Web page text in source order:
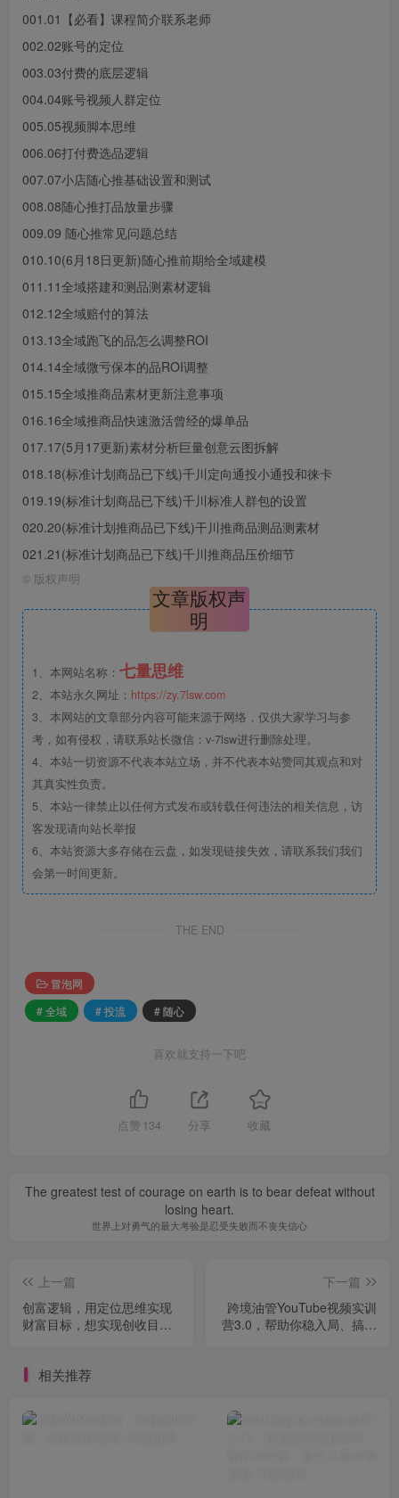
001.01【必看】课程简介联系老师
002.02账号的定位
003.03付费的底层逻辑
004.04账号视频人群定位
005.05视频脚本思维
006.06打付费选品逻辑
007.07小店随心推基础设置和测试
008.08随心推打品放量步骤
009.09 随心推常见问题总结
010.10(6月18日更新)随心推前期给全域建模
011.11全域搭建和测品测素材逻辑
012.12全域赔付的算法
013.13全域跑飞的品怎么调整ROI
014.14全域微亏保本的品ROI调整
015.15全域推商品素材更新注意事项
016.16全域推商品快速激活曾经的爆单品
017.17(5月17更新)素材分析巨量创意云图拆解
018.18(标准计划商品已下线)千川定向通投小通投和徕卡
019.19(标准计划商品已下线)千川标准人群包的设置
020.20(标准计划推商品已下线)干川推商品测品测素材
021.21(标准计划商品已下线)千川推商品压价细节
© 版权声明
文章版权声
明
1、本网站名称： 七量思维
2、本站永久网址： https://zy.7lsw.com
3、本网站的文章部分内容可能来源于网络，仅供大家学习与参
考，如有侵权，请联系站长微信：v-7lsw进行删除处理。
4、本站一切资源不代表本站立场，并不代表本站赞同其观点和对
其真实性负责。
5、本站一律禁止以任何方式发布或转载任何违法的相关信息，访
客发现请向站长举报
6、本站资源大多存储在云盘，如发现链接失效，请联系我们我们
会第一时间更新。
THE END
冒泡网
# 全域
# 投流 # 随心
喜欢就支持一下吧
点赞 134 分享 收藏
The greatest test of courage on earth is to bear defeat without
losing heart.
世界上对勇气的最大考验是忍受失败而不丧失信心
上一篇
创富逻辑，用定位思维实现
财富目标，想实现创收目
下一篇
跨境油管YouTube视频实训
营3.0，帮助你稳入局、搞流
相关推荐